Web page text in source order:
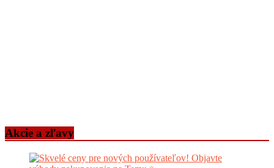
Akcie a zľavy